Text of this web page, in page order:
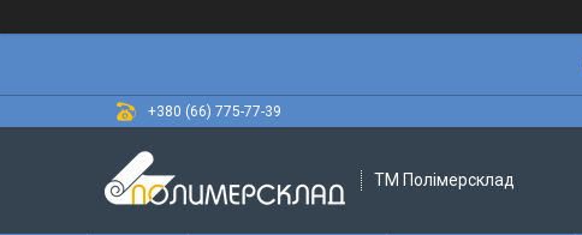
+380 (66) 775-77-39
ТМ Полімерсклад